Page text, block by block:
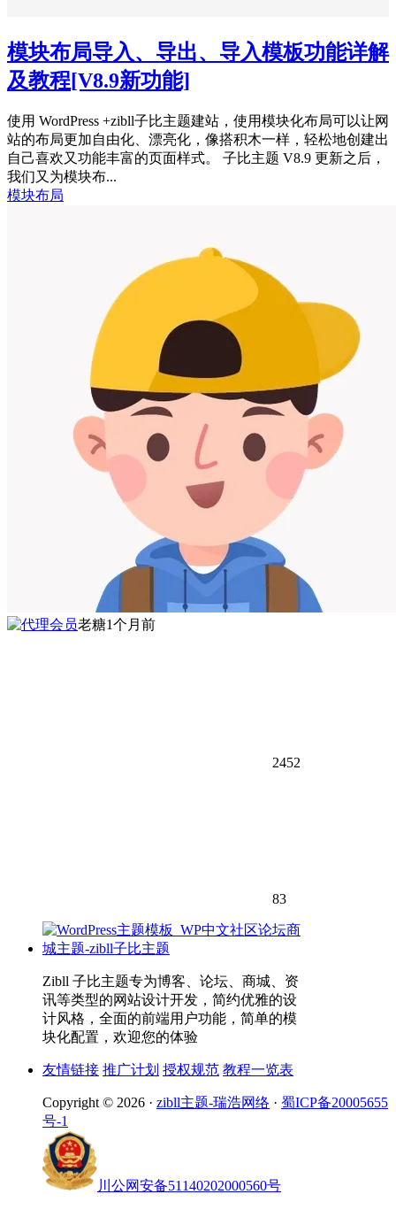
模块布局导入、导出、导入模板功能详解
及教程[V8.9新功能]
使用 WordPress +zibll子比主题建站，使用模块化布局可以让网
站的布局更加自由化、漂亮化，像搭积木一样，轻松地创建出
自己喜欢又功能丰富的页面样式。 子比主题 V8.9 更新之后，
我们又为模块布...
模块布局
老糖1个月前
2452
83
Zibll 子比主题专为博客、论坛、商城、资
讯等类型的网站设计开发，简约优雅的设
计风格，全面的前端用户功能，简单的模
块化配置，欢迎您的体验
友情链接 推广计划 授权规范 教程一览表
Copyright © 2026 · zibll主题-瑞浩网络 · 蜀ICP备20005655
号-1
川公网安备51140202000560号